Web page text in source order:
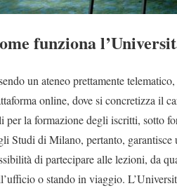
funziona
un ateneo prettamente
online, dove si concretizza il
per la formazione degli iscritti, sotto
Studi di Milano, pertanto,
di partecipare alle lezioni, da
o stando in viaggio.